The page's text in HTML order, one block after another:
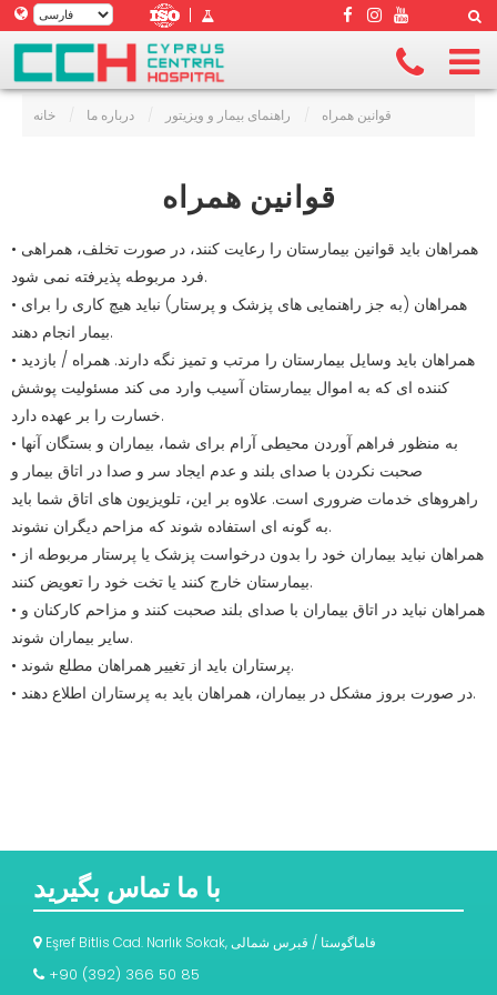
خانه / درباره ما / راهنمای بیمار و ویزیتور / قوانین همراه
قوانین همراه
• همراهان باید قوانین بیمارستان را رعایت کنند، در صورت تخلف، همراهی
فرد مربوطه پذیرفته نمی شود.
• همراهان (به جز راهنمایی های پزشک و پرستار) نباید هیچ کاری را برای
بیمار انجام دهند.
• همراهان باید وسایل بیمارستان را مرتب و تمیز نگه دارند. همراه / بازدید
کننده ای که به اموال بیمارستان آسیب وارد می کند مسئولیت پوشش
خسارت را بر عهده دارد.
• به منظور فراهم آوردن محیطی آرام برای شما، بیماران و بستگان آنها
صحبت نکردن با صدای بلند و عدم ایجاد سر و صدا در اتاق بیمار و
راهروهای خدمات ضروری است. علاوه بر این، تلویزیون های اتاق شما باید
به گونه ای استفاده شوند که مزاحم دیگران نشوند.
• همراهان نباید بیماران خود را بدون درخواست پزشک یا پرستار مربوطه از
بیمارستان خارج کنند یا تخت خود را تعویض کنند.
• همراهان نباید در اتاق بیماران با صدای بلند صحبت کنند و مزاحم کارکنان و
سایر بیماران شوند.
• پرستاران باید از تغییر همراهان مطلع شوند.
• در صورت بروز مشکل در بیماران، همراهان باید به پرستاران اطلاع دهند.
با ما تماس بگیرید
Eşref Bitlis Cad. Narlık Sokak, فاماگوستا / قبرس شمالی
+90 (392) 366 50 85